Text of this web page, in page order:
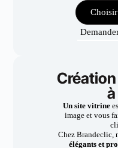
Un site vitrine
image et vous
Chez Brandeclic,
élégants et